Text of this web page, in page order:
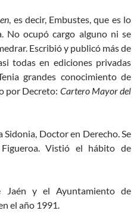
, es decir, Embustes, que es lo
No ocupó cargo alguno ni se
Escribió y publicó más de
todas en ediciones privadas
grandes conocimiento de
por Decreto: Cartero Mayor del
Doctor en Derecho. Se
Vistió el hábito de
Jaén y el Ayuntamiento de
el año 1991.